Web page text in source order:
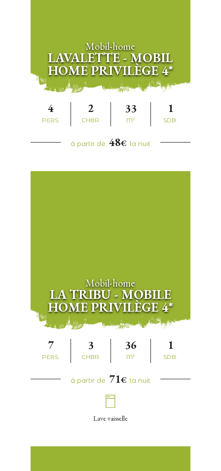
Mobil-home
LAVALETTE - MOBIL
HOME PRIVILÈGE 4*
4
PERS.
2
CHBR.
33
M²
1
SDB.
à partir de 48€ la nuit
Mobil-home
LA TRIBU - MOBILE
HOME PRIVILÈGE 4*
7
PERS.
3
CHBR.
36
M²
1
SDB.
à partir de 71€ la nuit
Lave vaisselle